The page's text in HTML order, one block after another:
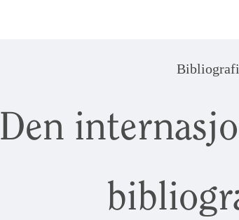
Bibliografi
Den